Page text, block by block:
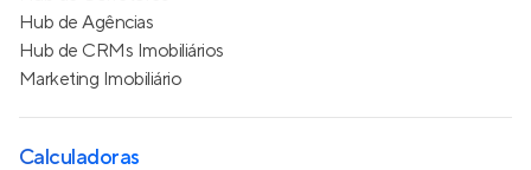
Hub de Agências
Hub de CRMs Imobiliários
Marketing Imobiliário
Calculadoras